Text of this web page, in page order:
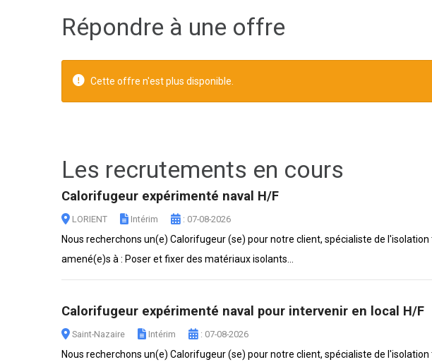
Répondre à une offre
Cette offre n'est plus disponible.
Les recrutements en cours
Calorifugeur expérimenté naval H/F
LORIENT Intérim : 07-08-2026
Nous recherchons un(e) Calorifugeur (se) pour notre client, spécialiste de
amené(e)s à : Poser et fixer des matériaux isolants...
Calorifugeur expérimenté naval pour intervenir en local H/F
Saint-Nazaire Intérim : 07-08-2026
Nous recherchons un(e) Calorifugeur (se) pour notre client, spécialiste de